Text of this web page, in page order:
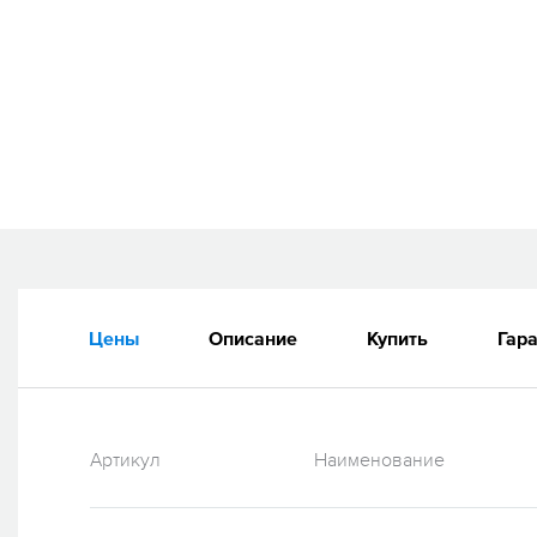
Цены Описание Купить
Артикул Наименование